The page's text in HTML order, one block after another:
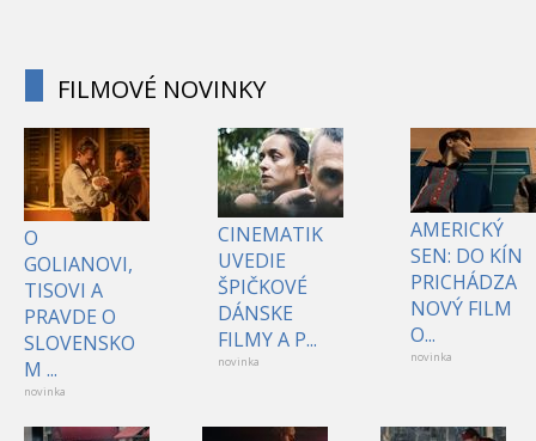
FILMOVÉ NOVINKY
O
GOLIANOVI,
TISOVI A
PRAVDE O
SLOVENSKO
M ...
novinka
CINEMATIK
UVEDIE
ŠPIČKOVÉ
DÁNSKE
FILMY A P...
novinka
AMERICKÝ
SEN: DO KÍN
PRICHÁDZA
NOVÝ FILM
O...
novinka